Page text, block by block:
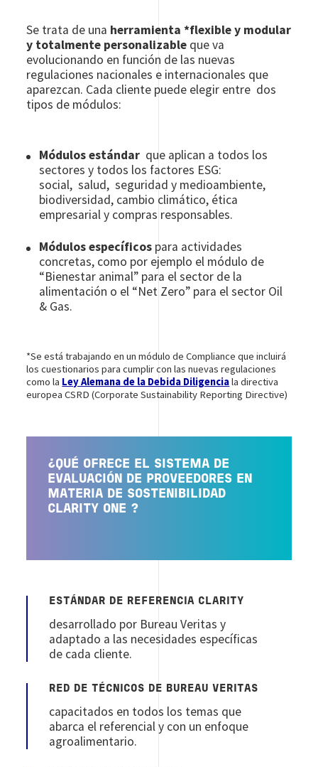
Se trata de una herramienta *flexible y modular
y totalmente personalizable que va
evolucionando en función de las nuevas
regulaciones nacionales e internacionales que
aparezcan. Cada cliente puede elegir entre dos
tipos de módulos:
Módulos estándar que aplican a todos los
sectores y todos los factores ESG:
social, salud, seguridad y medioambiente,
biodiversidad, cambio climático, ética
empresarial y compras responsables.
Módulos específicos para actividades
concretas, como por ejemplo el módulo de
“Bienestar animal” para el sector de la
alimentación o el “Net Zero” para el sector Oil
& Gas.
*Se está trabajando en un módulo de Compliance que incluirá
los cuestionarios para cumplir con las nuevas regulaciones
como la Ley Alemana de la Debida Diligenciala directiva
europea CSRD (Corporate Sustainability Reporting Directive)
¿QUÉ OFRECE EL SISTEMA DE
EVALUACIÓN DE PROVEEDORES EN
MATERIA DE SOSTENIBILIDAD
CLARITY ONE ?
ESTÁNDAR DE REFERENCIA CLARITY
desarrollado por Bureau Veritas y
adaptado a las necesidades específicas
de cada cliente.
RED DE TÉCNICOS DE BUREAU VERITAS
capacitados en todos los temas que
abarca el referencial y con un enfoque
agroalimentario.